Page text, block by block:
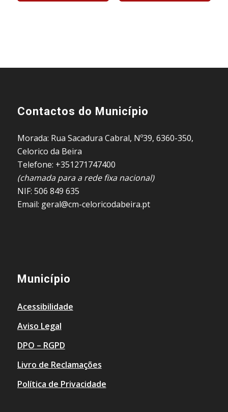
Contactos do Município
Morada: Rua Sacadura Cabral, Nº39, 6360-350,
Celorico da Beira
Telefone: +351271747400
(chamada para a rede fixa nacional)
NIF: 506 849 635
Email: geral@cm-celoricodabeira.pt
Município
Acessibilidade
Aviso Legal
DPO – RGPD
Livro de Reclamações
Política de Privacidade